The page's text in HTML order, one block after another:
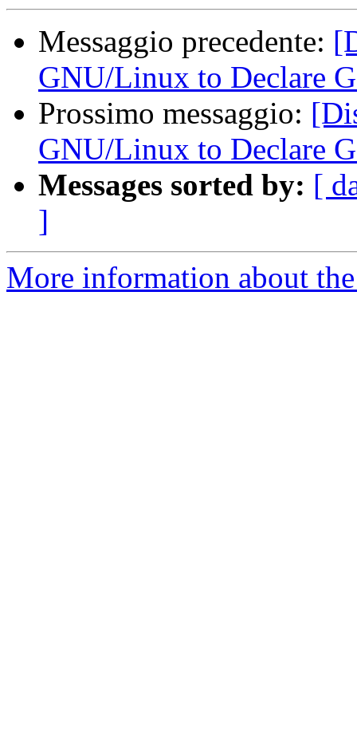
Messaggio precedente:
GNU/Linux to Declare
Prossimo messaggio:
GNU/Linux to Declare
Messages sorted by: [
]
More information about